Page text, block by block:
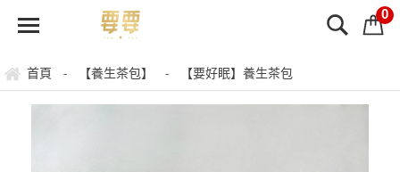
0
首頁 - 【養生茶包】 - 【要好眠】養生茶包